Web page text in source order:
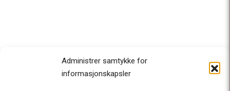
Administrer samtykke for
informasjonskapsler